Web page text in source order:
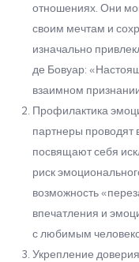
отношениях. Они
своим мечтам и
изначально
де Бовуар:
взаимном
Профилактика
партнеры проводят
посвящают себя
риск
возможность
впечатления и
с любимым
Укрепление